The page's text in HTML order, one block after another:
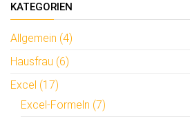
KATEGORIEN
Allgemein (4)
Hausfrau (6)
Excel (17)
Excel-Formeln (7)